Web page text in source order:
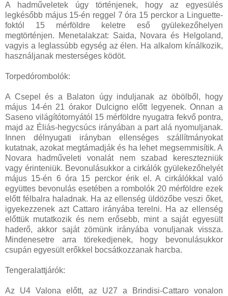
A hadműveletek úgy történjenek, hogy az egyesülés
legkésőbb május 15-én reggel 7 óra 15 perckor a Linguette-
foktól 15 mérföldre keletre eső gyülekezőhelyen
megtörténjen. Menetalakzat: Saida, Novara és Helgoland,
vagyis a leglassúbb egység az élen. Ha alkalom kínálkozik,
használjanak mesterséges ködöt.
Torpedórombolók:
A Csepel és a Balaton úgy induljanak az öbölből, hogy
május 14-én 21 órakor Dulcigno előtt legyenek. Onnan a
Saseno világítótornyától 15 mérföldre nyugatra fekvő pontra,
majd az Éliás-hegycsúcs irányában a part alá nyomuljanak.
Innen délnyugati irányban ellenséges szállítmányokat
kutatnak, azokat megtámadják és ha lehet megsemmisítik. A
Novara hadműveleti vonalát nem szabad keresztezniük
vagy érinteniük. Bevonulásukkor a cirkálók gyülekezőhelyét
május 15-én 6 óra 15 perckor érik el. A cirkálókkal való
együttes bevonulás esetében a rombolók 20 mérföldre ezek
előtt félbalra haladnak. Ha az ellenség üldözőbe veszi őket,
igyekezzenek azt Cattaro irányába terelni. Ha az ellenség
előttük mutatkozik és nem erősebb, mint a saját egyesült
haderő, akkor saját zömünk irányába vonuljanak vissza.
Mindenesetre arra törekedjenek, hogy bevonulásukkor
csupán egyesült erőkkel bocsátkozzanak harcba.
Tengeralattjárók:
Az U4 Valona előtt, az U27 a Brindisi-Cattaro vonalon